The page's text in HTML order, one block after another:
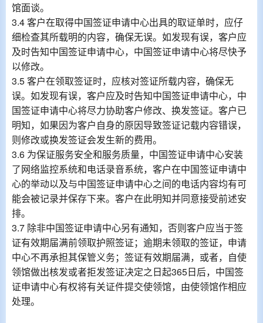
馆面谈。
3.4 客户在取得中国签证申请中心出具的取证单时，应仔
细检查其所载明的内容，确保无误。如发现有误，客户应
及时告知中国签证申请中心，中国签证申请中心将尽快予
以修改。
3.5 客户在领取签证时，应核对签证所载内容，确保无
误。如发现有误，客户应及时告知中国签证申请中心，中
国签证申请中心将尽力协助客户修改、换发签证。客户已
明知，如果因为客户自身的原因导致签证记载内容错误，
则修改或换发签证会发生新的费用。
3.6 为保证服务安全和服务质量，中国签证申请中心安装
了网络监控系统和电话录音系统，客户在中国签证申请中
心的举动以及与中国签证申请中心之间的电话内容均有可
能会被记录并保存下来。客户在此明知并同意接受前述安
排。
3.7 除非中国签证申请中心另有通知，否则客户应当于签
证有效期届满前领取护照签证；逾期未领取的签证，申请
中心不再承担其保管义务；签证有效期届满，或者，自使
领馆做出核发或者拒发签证决定之日起365日后，中国签
证申请中心有权将有关证件提交使领馆，由使领馆作相应
处理。